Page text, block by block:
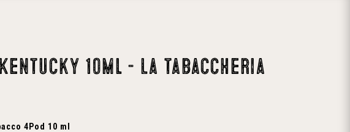
10ml – La tabaccheria
4Pod 10 ml